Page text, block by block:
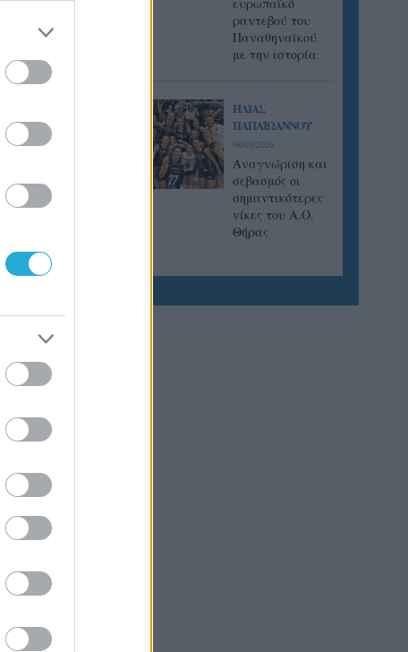
ραντεβού του
Παναθηναϊκού
με την ιστορία
ΗΛΙΑΣ
ΠΑΠΑΪΩΑΝΝΟΥ
08/03/2026
Αναγνώριση και
σεβασμός οι
σημαντικότερες
νίκες του Α.Ο.
Θήρας